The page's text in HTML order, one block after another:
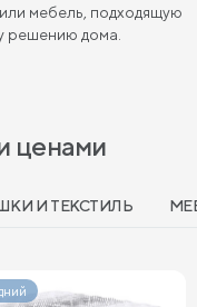
мебель, подходящую
решению дома.
ценами
И ТЕКСТИЛЬ